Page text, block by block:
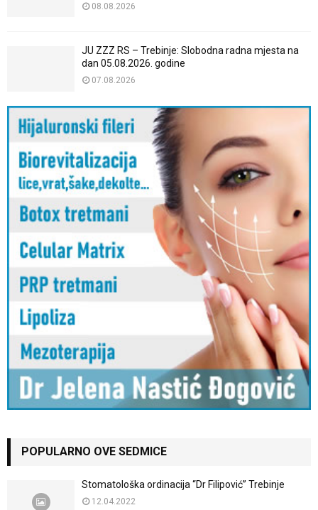
08.08.2026
JU ZZZ RS – Trebinje: Slobodna radna mjesta na
dan 05.08.2026. godine
07.08.2026
POPULARNO OVE SEDMICE
Stomatološka ordinacija “Dr Filipović” Trebinje
12.04.2022